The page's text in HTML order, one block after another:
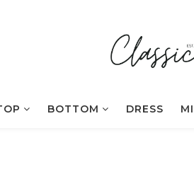
BOTTOM DRESS